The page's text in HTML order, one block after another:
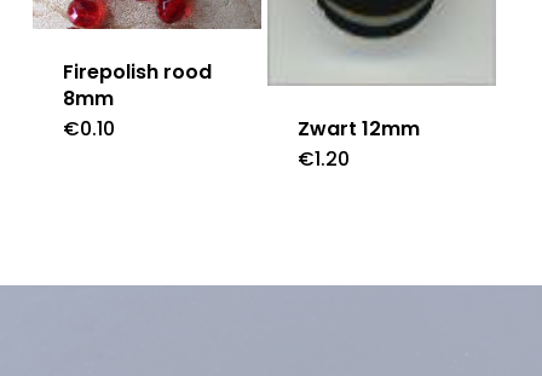
Firepolish rood
8mm
€0.10
Zwart 12mm
€1.20